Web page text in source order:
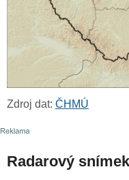
Zdroj dat: ČHMÚ
Radarový